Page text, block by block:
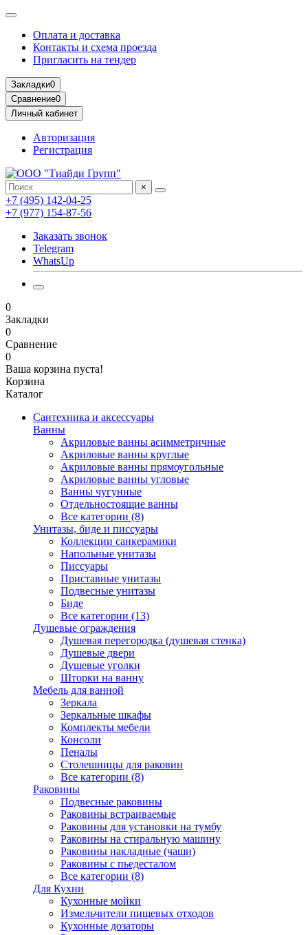
Оплата и доставка
Контакты и схема проезда
Пригласить на тендер
Закладки0
Сравнение0
Личный кабинет
Авторизация
Регистрация
×
+7 (495) 142-04-25
+7 (977) 154-87-56
Заказать звонок
Telegram
WhatsUp
0
Закладки
0
Сравнение
0
Ваша корзина пуста!
Корзина
Каталог
Сантехника и аксессуары
Ванны
Акриловые ванны асимметричные
Акриловые ванны круглые
Акриловые ванны прямоугольные
Акриловые ванны угловые
Ванны чугунные
Отдельностоящие ванны
Все категории (8)
Унитазы, биде и писсуары
Коллекции санкерамики
Напольные унитазы
Писсуары
Приставные унитазы
Подвесные унитазы
Биде
Все категории (13)
Душевые ограждения
Душевая перегородка (душевая стенка)
Душевые двери
Душевые уголки
Шторки на ванну
Мебель для ванной
Зеркала
Зеркальные шкафы
Комплекты мебели
Консоли
Пеналы
Столешницы для раковин
Все категории (8)
Раковины
Подвесные раковины
Раковины встраиваемые
Раковины для установки на тумбу
Раковины на стиральную машину
Раковины накладные (чаши)
Раковины с пьедесталом
Все категории (8)
Для Кухни
Кухонные мойки
Измельчители пищевых отходов
Кухонные дозаторы